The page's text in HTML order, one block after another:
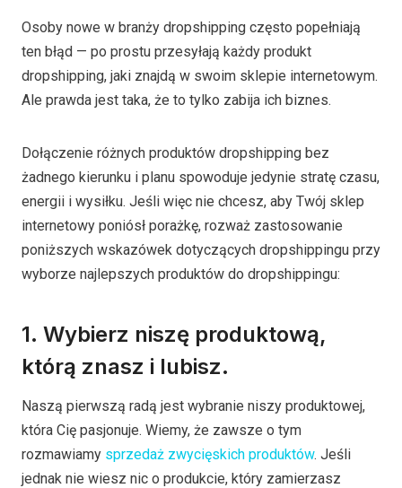
Osoby nowe w branży dropshipping często popełniają
ten błąd — po prostu przesyłają każdy produkt
dropshipping, jaki znajdą w swoim sklepie internetowym.
Ale prawda jest taka, że to tylko zabija ich biznes.
Dołączenie różnych produktów dropshipping bez
żadnego kierunku i planu spowoduje jedynie stratę czasu,
energii i wysiłku. Jeśli więc nie chcesz, aby Twój sklep
internetowy poniósł porażkę, rozważ zastosowanie
poniższych wskazówek dotyczących dropshippingu przy
wyborze najlepszych produktów do dropshippingu:
1. Wybierz niszę produktową,
którą znasz i lubisz.
Naszą pierwszą radą jest wybranie niszy produktowej,
która Cię pasjonuje. Wiemy, że zawsze o tym
rozmawiamy sprzedaż zwycięskich produktów. Jeśli
jednak nie wiesz nic o produkcie, który zamierzasz